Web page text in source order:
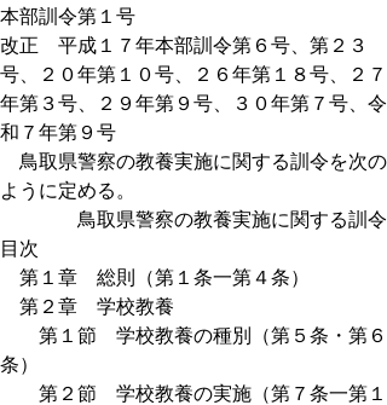
本部訓令第１号
改正 平成１７年本部訓令第６号、第２３
号、２０年第１０号、２６年第１８号、２７
年第３号、２９年第９号、３０年第７号、令
和７年第９号
鳥取県警察の教養実施に関する訓令を次の
ように定める。
鳥取県警察の教養実施に関する訓令
目次
第１章 総則（第１条一第４条）
第２章 学校教養
第１節 学校教養の種別（第５条・第６
条）
第２節 学校教養の実施（第７条一第１